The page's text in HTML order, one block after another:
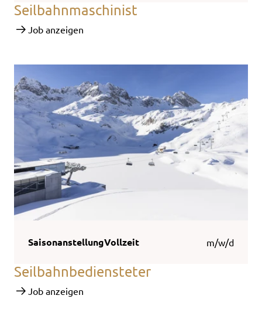
Seilbahnmaschinist
Job anzeigen
SaisonanstellungVollzeit m/w/d
Seilbahnbediensteter
Job anzeigen